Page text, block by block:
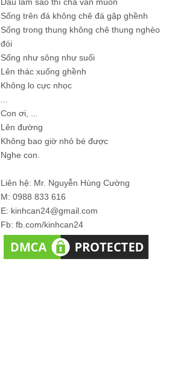
Sống trên đá không chê đá gập ghềnh
Sống trong thung không chê thung nghèo
đói
Sống như sông như suối
Lên thác xuống ghềnh
Không lo cực nhọc
Con ơi, ...
Lên đường
Không bao giờ nhỏ bé được
Nghe con.
Liên hệ: Mr. Nguyễn Hùng Cường
M: 0988 833 616
E: kinhcan24@gmail.com
Fb: fb.com/kinhcan24